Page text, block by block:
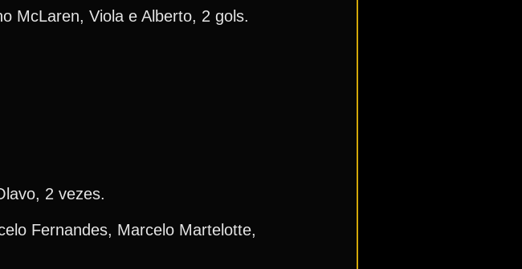
McLaren, Viola e Alberto, 2 gols.
2 vezes.
Fernandes, Marcelo Martelotte,